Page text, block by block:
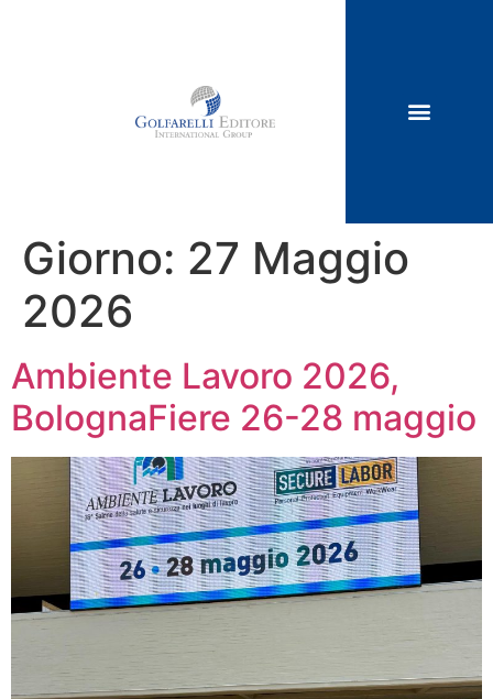
Giorno: 27 Maggio
2026
Ambiente Lavoro 2026,
BolognaFiere 26-28 maggio